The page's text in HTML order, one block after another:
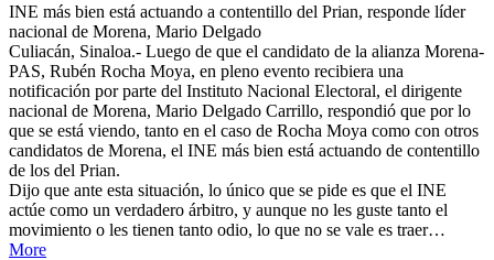
INE más bien está actuando a contentillo del Prian, responde líder
nacional de Morena, Mario Delgado
Culiacán, Sinaloa.- Luego de que el candidato de la alianza Morena-
PAS, Rubén Rocha Moya, en pleno evento recibiera una
notificación por parte del Instituto Nacional Electoral, el dirigente
nacional de Morena, Mario Delgado Carrillo, respondió que por lo
que se está viendo, tanto en el caso de Rocha Moya como con otros
candidatos de Morena, el INE más bien está actuando de contentillo
de los del Prian.
Dijo que ante esta situación, lo único que se pide es que el INE
actúe como un verdadero árbitro, y aunque no les guste tanto el
movimiento o les tienen tanto odio, lo que no se vale es traer…
More